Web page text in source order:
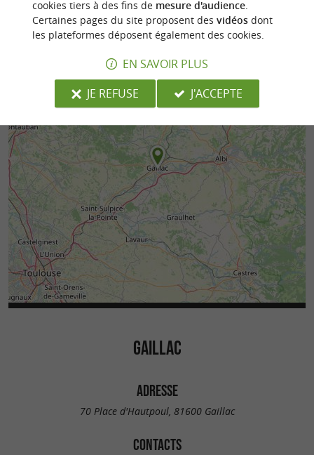
GAILLAC
ADRESSE
70 Place d'Hautpoul, 81600 Gaillac
CONTACTS
cookies tiers à des fins de mesure d'audience.
Certaines pages du site proposent des vidéosdont
les plateformes déposent également des cookies.
EN SAVOIR PLUS
JE REFUSE
J'ACCEPTE